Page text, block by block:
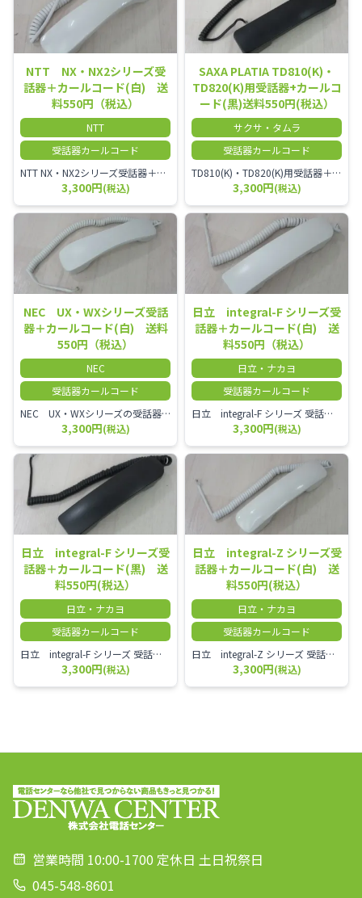
NTT NX・NX2シリーズ受
話器＋カールコード(白) 送
料550円（税込）
NTT
受話器カールコード
NTT NX・NX2シリーズ受話器＋カールコード
3,300円(税込)
SAXA PLATIA TD810(K)・
TD820(K)用受話器+カールコ
ード(黒)送料550円(税込）
サクサ・タムラ
受話器カールコード
TD810(K)・TD820(K)用受話器＋カールコード セット／本商品は中古品となります。 写真では分かりにくいキズ・汚れなどの使用感があります。 予めご理解・ご了承頂きますようお願いいたします。
3,300円(税込)
NEC UX・WXシリーズ受話
器＋カールコード(白) 送料
550円（税込）
NEC
受話器カールコード
NEC UX・WXシリーズの受話器とカールコードセット／本商品は中古品となります。 写真では分かりにくいキズ・汚れなどの使用感があります。 経年変化で日焼けの色味が強くなる場合がございます。 予めご理解・ご了承頂きますようお願いいたします。
3,300円(税込)
日立 integral-F シリーズ受
話器＋カールコード(白) 送
料550円（税込）
日立・ナカヨ
受話器カールコード
日立 integral-F シリーズ 受話器＋カールコード セット（白）／本商品は中古品となります。 写真では分かりにくいキズ・汚れなどの使用感があります。 経年変化で日焼けの色味が強くなる場合がございます。 予めご理解・ご了承頂きますようお願いいたします。
3,300円(税込)
日立 integral-F シリーズ受
話器＋カールコード(黒) 送
料550円(税込）
日立・ナカヨ
受話器カールコード
日立 integral-F シリーズ 受話器＋カールコード セット（白）／本商品は中古品となります。 写真では分かりにくいキズ・汚れなどの使用感があります。 経年変化で日焼けの色味が強くなる場合がございます。 予めご理解・ご了承頂きますようお願いいたします。
3,300円(税込)
日立 integral-Z シリーズ受
話器＋カールコード(白) 送
料550円(税込）
日立・ナカヨ
受話器カールコード
日立 integral-Z シリーズ 受話器＋カールコード セット（白）／本商品は中古品となります。 写真では分かりにくいキズ・汚れなどの使用感があります。 経年変化で日焼けの色味が強くなる場合がございます。 予めご理解・ご了承頂きますようお願いいたします。
3,300円(税込)
営業時間 10:00-1700 定休日 土日祝祭日
045-548-8601